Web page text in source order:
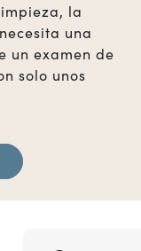
la
una
un examen de
solo unos